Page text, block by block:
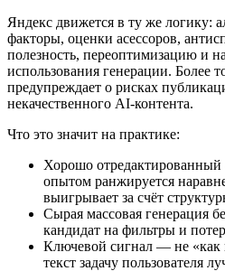
Яндекс движется в ту же логику:
факторы, оценки асессоров,
полезность, переоптимизацию и
использования генерации. Более
предупреждает о рисках
некачественного AI-контента.
Что это значит на практике:
Хорошо отредактированный
опытом ранжируется
выигрывает за счёт
Сырая массовая генерация
кандидат на фильтры и
Ключевой сигнал — не «как
текст задачу пользователя